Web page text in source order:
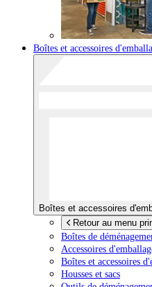
Boîtes et accessoires
Boîtes et accessoires
Retour au menu
Boîtes de
Accessoires
Boîtes et accessoires
Housses et sacs